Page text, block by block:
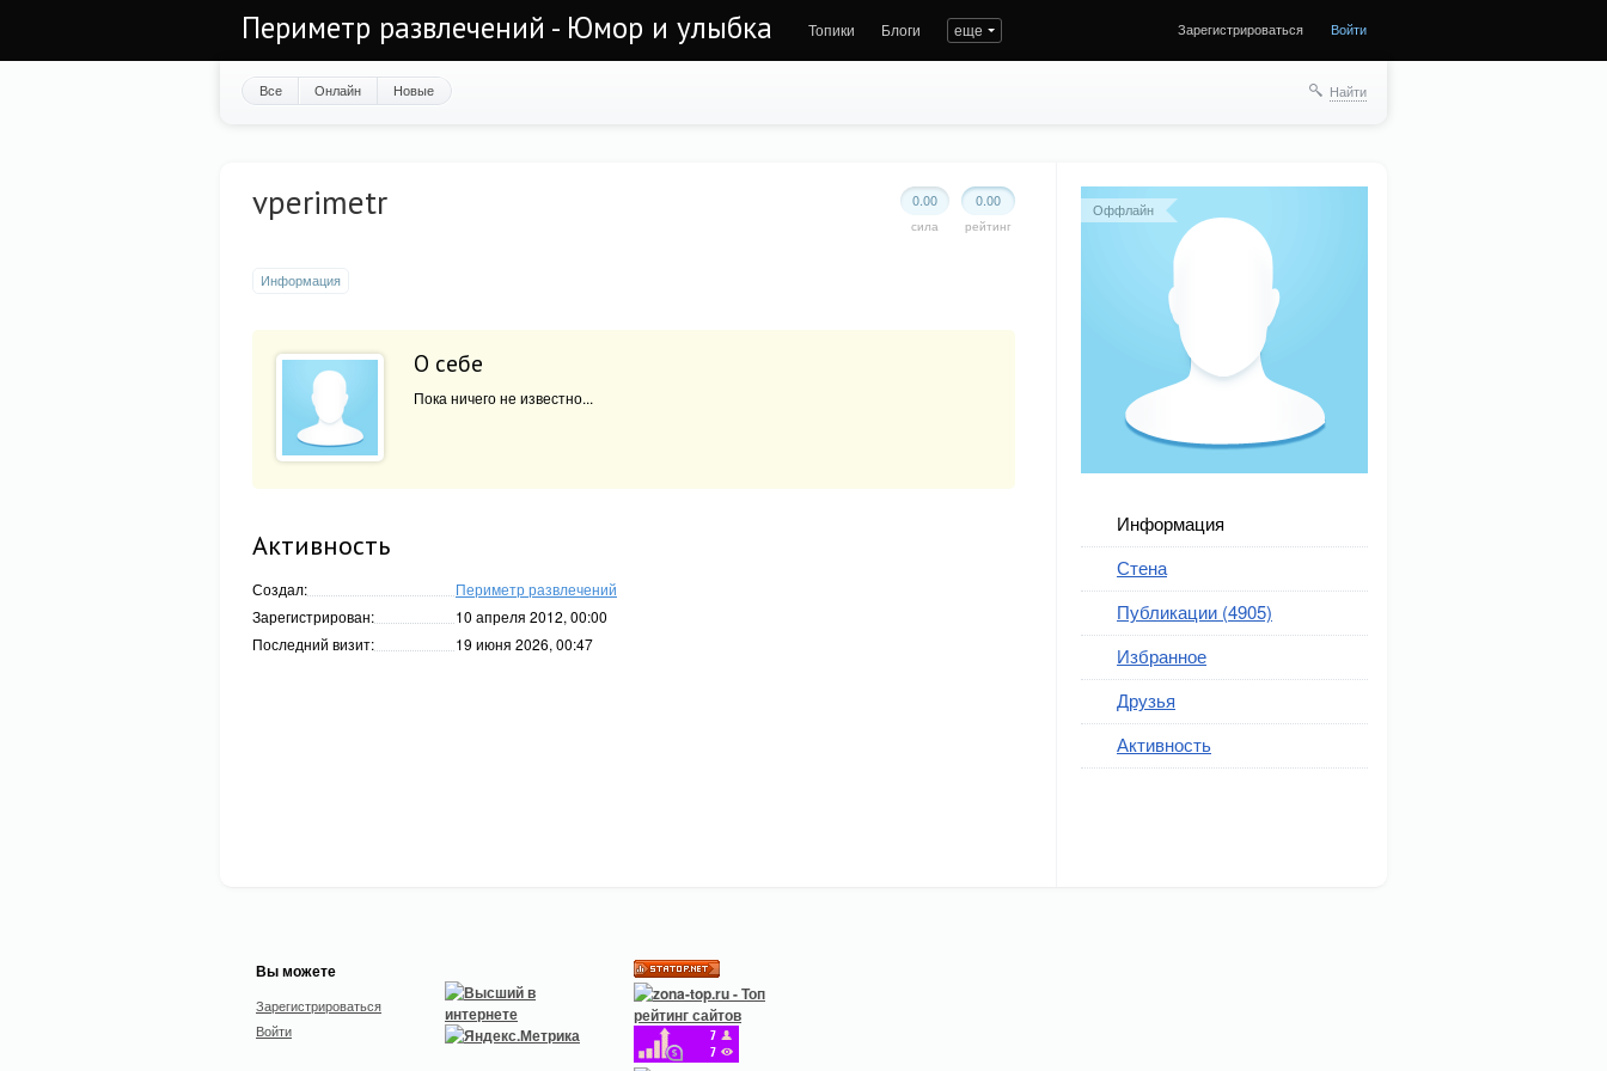
Периметр развлечений - Юмор и улыбка Топики Блоги еще Зарегистрироваться Войти
Все Онлайн Новые Найти
Оффлайн
Информация
Стена
Публикации (4905)
Избранное
Друзья
Активность
0.00
рейтинг
0.00
сила
vperimetr
Информация
О себе
Пока ничего не известно...
Активность
Создал:
Периметр развлечений
Зарегистрирован:
10 апреля 2012, 00:00
Последний визит:
19 июня 2026, 00:47
Вы можете
Зарегистрироваться
Войти